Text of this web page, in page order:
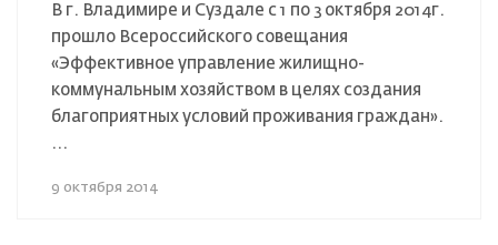
В г. Владимире и Суздале с 1 по 3 октября 2014г.
прошло Всероссийского совещания
«Эффективное управление жилищно-
коммунальным хозяйством в целях создания
благоприятных условий проживания граждан».
...
9 октября 2014